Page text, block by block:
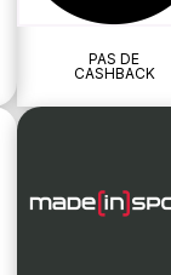
PAS DE
CASHBACK